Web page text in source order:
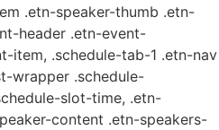
.etn-speaker-thumb .etn-
header .etn-event-
item, .schedule-tab-1 .etn-nav
wrapper .schedule-
slot-time, .etn-
content .etn-speakers-